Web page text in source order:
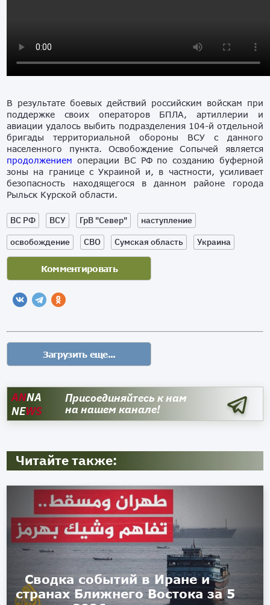
В результате боевых действий российским войскам при
поддержке своих операторов БПЛА, артиллерии и
авиации удалось выбить подразделения 104-й отдельной
бригады территориальной обороны ВСУ с данного
населенного пункта. Освобождение Сопычей является
продолжением операции ВС РФ по созданию буферной
зоны на границе с Украиной и, в частности, усиливает
безопасность находящегося в данном районе города
Рыльск Курской области.
ВС РФ ВСУ ГрВ "Север"
наступление
освобождение
СВО Сумская область Украина
ANNA
NEWS
Присоединяйтесь к нам
на нашем канале!
Читайте также:
Сводка событий в Иране и
странах Ближнего Востока за 5